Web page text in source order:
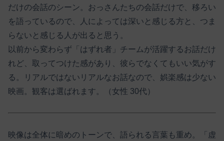
だけの会話のシーン。おっさんたちの会話だけで、移ろい
を語っているので、人によっては深いと感じる方と、つま
らないと感じる人が出ると思う。
以前から変わらず「はずれ者」チームが活躍するお話だけ
れど、取ってつけた感があり、彼らでなくてもいい気がす
る。リアルではないリアルなお話なので、娯楽感は少ない
映画。観客は選ばれます。（女性 30代）
映像は全体に暗めのトーンで、語られる言葉も重め。「虚